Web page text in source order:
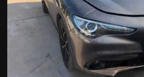
Motore
Cambio Manuale/Automatico
Turbocompressore
Circuito di Alimentazione
Circuito Elettrico
Circuito di Raffreddamento
Compressore Aria Condizionata
Circuito Frenante